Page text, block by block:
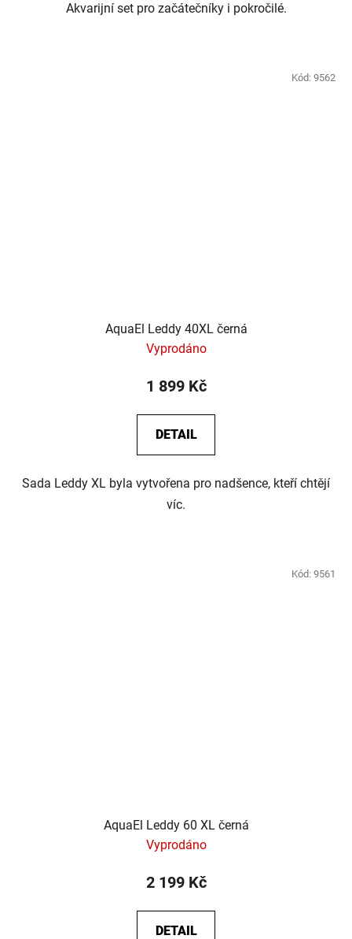
Akvarijní set pro začátečníky i pokročilé.
AquaEl Leddy 40XL černá
Vyprodáno
1 899 Kč
DETAIL
Sada Leddy XL byla vytvořena pro nadšence, kteří chtějí
víc.
Kód: 9562
AquaEl Leddy 60 XL černá
Vyprodáno
2 199 Kč
DETAIL
Kód: 9561